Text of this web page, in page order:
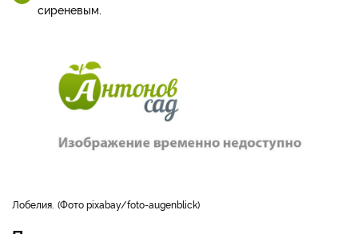
сиреневым.
Лобелия. Фото pixabay/foto-augenblick